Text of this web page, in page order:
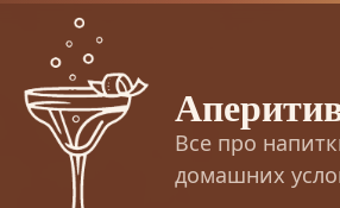
Все про
домашних